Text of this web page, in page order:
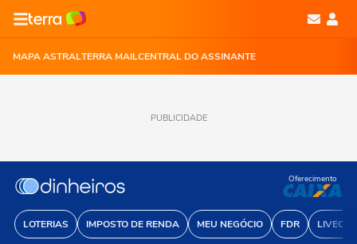
MAPA ASTRALTERRA MAILCENTRAL DO ASSINANTE
PUBLICIDADE
LOTERIAS IMPOSTO DE RENDA MEU NEGÓCIO FDR
Oferecimento